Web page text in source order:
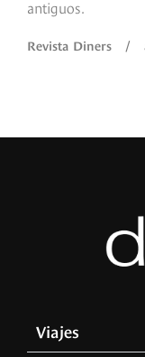
Revista Diners
Viajes